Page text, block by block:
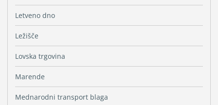
Letveno dno
Ležišče
Lovska trgovina
Marende
Mednarodni transport blaga